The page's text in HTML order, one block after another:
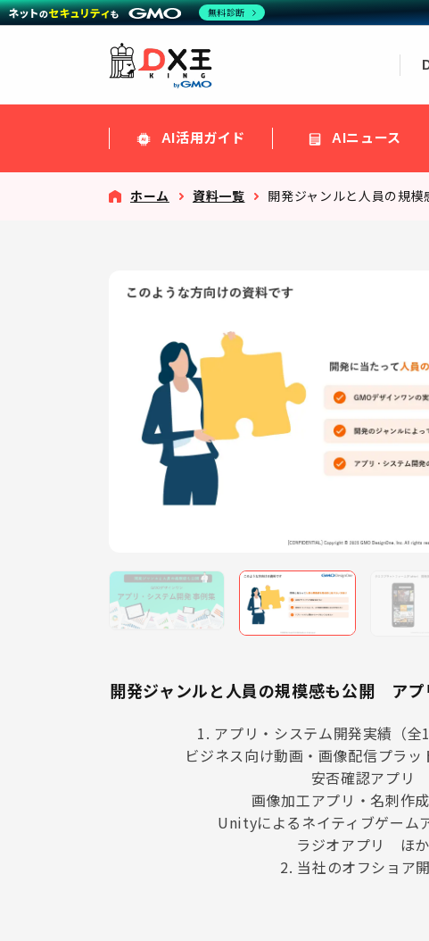
AI活用ガイド AIニュース
ホーム 資料一覧 開発ジャンルと人員の規
開発ジャンルと人員の規模感も公開 ア
1. アプリ・システム開発実績（全
ビジネス向け動画・画像配信プラッ
安否確認アプリ
画像加⼯アプリ・名刺作
Unityによるネイティブゲーム
ラジオアプリ　ほか
2. 当社のオフショア
無料診断